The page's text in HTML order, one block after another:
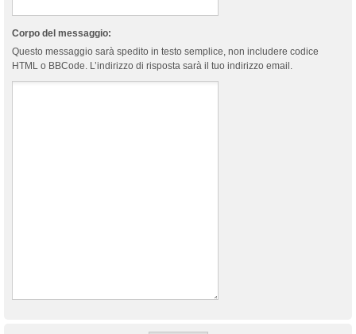
Corpo del messaggio:
Questo messaggio sarà spedito in testo semplice, non includere codice
HTML o BBCode. L’indirizzo di risposta sarà il tuo indirizzo email.